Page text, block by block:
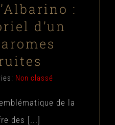
:
d’un
Non classé
de la
des [...]